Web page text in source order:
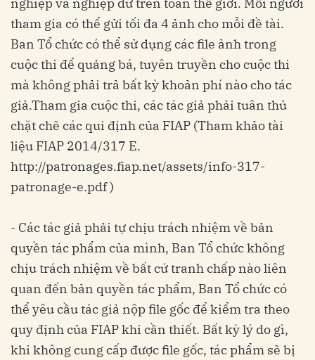
tham gia có thể gửi tối đa 4 ảnh cho mỗi đề tài.
Ban Tổ chức có thể sử dụng các file ảnh trong
cuộc thi để quảng bá, tuyên truyền cho cuộc thi
mà không phải trả bất kỳ khoản phí nào cho tác
giả.Tham gia cuộc thi, các tác giả phải tuân thủ
chặt chẽ các qui định của FIAP (Tham khảo tài
liệu FIAP 2014/317 E.
http://patronages.fiap.net/assets/info-317-
patronage-e.pdf )
- Các tác giả phải tự chịu trách nhiệm về bản
quyền tác phẩm của mình, Ban Tổ chức không
chịu trách nhiệm về bất cứ tranh chấp nào liên
quan đến bản quyền tác phẩm, Ban Tổ chức có
thể yêu cầu tác giả nộp file gốc để kiểm tra theo
quy định của FIAP khi cần thiết. Bất kỳ lý do gì,
khi không cung cấp được file gốc, tác phẩm sẽ bị